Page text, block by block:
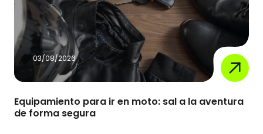
03/08/2026
Equipamiento para ir en moto: sal a la aventura
de forma segura